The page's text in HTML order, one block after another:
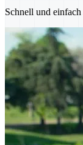
Schnell und